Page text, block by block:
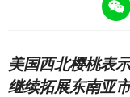
美国西北樱桃表
继续拓展东南亚市